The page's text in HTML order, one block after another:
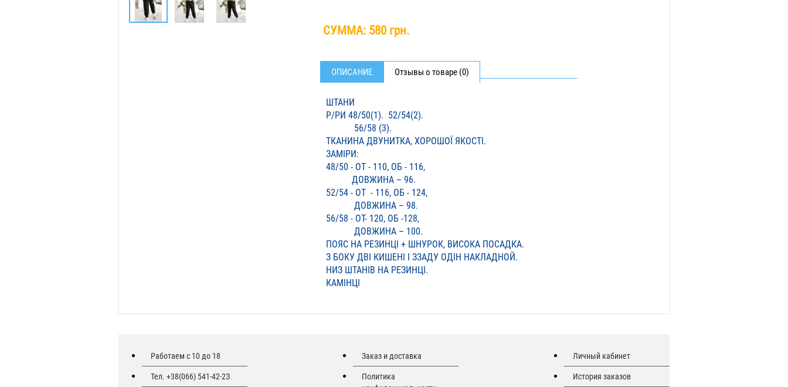
СУММА: 580 грн.
ОПИСАНИЕ Отзывы о товаре (0)
ШТАНИ
Р/РИ 48/50(1). 52/54(2).
56/58 (3).
ТКАНИНА ДВУНИТКА, ХОРОШОЇ ЯКОСТІ.
ЗАМІРИ:
48/50 - ОТ - 110, ОБ - 116,
ДОВЖИНА – 96.
52/54 - ОТ - 116, ОБ - 124,
ДОВЖИНА – 98.
56/58 - ОТ- 120, ОБ -128,
ДОВЖИНА – 100.
ПОЯС НА РЕЗИНЦІ + ШНУРОК, ВИСОКА ПОСАДКА.
З БОКУ ДВІ КИШЕНІ І ЗЗАДУ ОДІН НАКЛАДНОЙ.
НИЗ ШТАНІВ НА РЕЗИНЦІ.
КАМІНЦІ
Работаем с 10 до 18
Тел. +38(066) 541-42-2З
Заказ и доставка
Политика
Личный кабинет
История заказов